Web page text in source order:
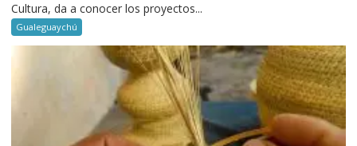
Cultura, da a conocer los proyectos...
Gualeguaychú